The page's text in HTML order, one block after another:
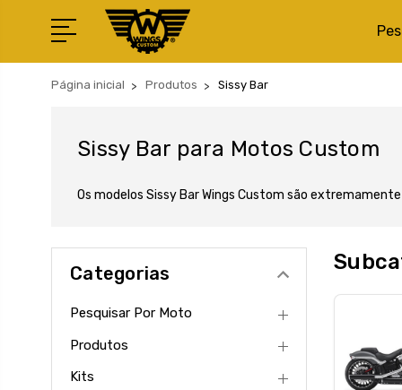
Página inicial Produtos Sissy Bar
Sissy Bar para Motos Custom
Os modelos Sissy Bar Wings Custom são
Categorias
Pesquisar Por Moto
Produtos
Kits